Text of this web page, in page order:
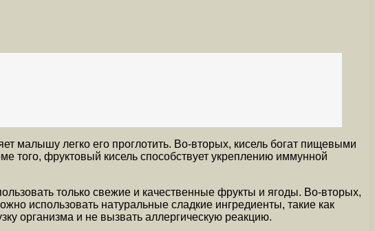
малышу легко его проглотить. Во-вторых, кисель богат пищевыми
того, фруктовый кисель способствует укреплению иммунной
только свежие и качественные фрукты и ягоды. Во-вторых,
использовать натуральные сладкие ингредиенты, такие как
организма и не вызвать аллергическую реакцию.